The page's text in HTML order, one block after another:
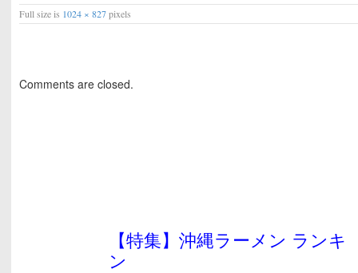
Full size is 1024 × 827pixels
Comments are closed.